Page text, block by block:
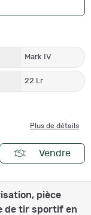
Mark IV
22 Lr
Plus de détails
Vendre
pièce
de tir sportif en